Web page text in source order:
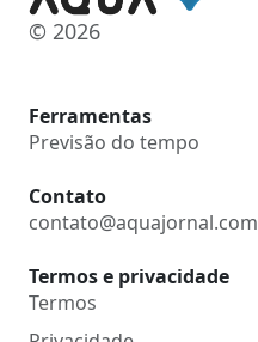
© 2026
Ferramentas
Previsão do tempo
Contato
contato@aquajornal.com
Termos e privacidade
Termos